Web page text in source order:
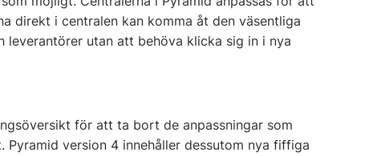
direkt i centralen kan komma åt den väsentliga
leverantörer utan att behöva klicka sig in i nya
för att ta bort de anpassningar som
version 4 innehåller dessutom nya fiffiga